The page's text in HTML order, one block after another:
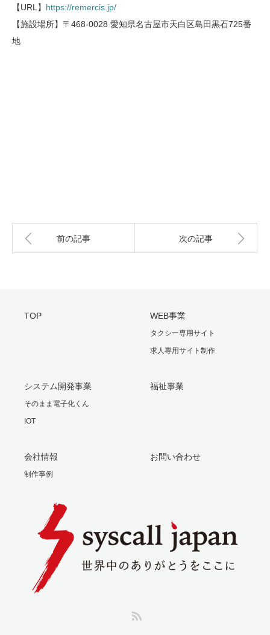
【URL】 https://remercis.jp/
【施設場所】〒468-0028 愛知県名古屋市天白区島田黒石725番
地
前の記事 次の記事
TOP WEB事業
タクシー専用サイト
求人専用サイト制作
システム開発事業
そのまま電子化くん
IOT
福祉事業
会社情報
制作事例
お問い合わせ